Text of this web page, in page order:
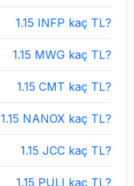
1.15 INFP kaç TL?
1.15 MWG kaç TL?
1.15 CMT kaç TL?
1.15 NANOX kaç TL?
1.15 JCC kaç TL?
1.15 PULI kaç TL?